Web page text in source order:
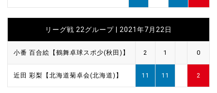
リーグ戦 22グループ | 2021年7月22日
小番 百合絵【鶴舞卓球スポ少(秋田)】 2 1 0
近田 彩梨【北海道菊卓会(北海道)】 11 11 2